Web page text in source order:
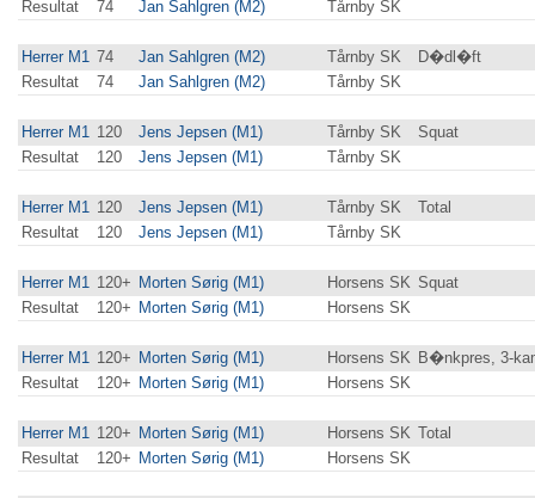
Resultat
74 Jan Sahlgren (M2) Tårnby SK
Herrer M1 74 Jan Sahlgren (M2) Tårnby SK
D�dl�ft
Resultat
74 Jan Sahlgren (M2) Tårnby SK
Herrer M1 120 Jens Jepsen (M1) Tårnby SK
Squat
Resultat
120 Jens Jepsen (M1) Tårnby SK
Herrer M1 120 Jens Jepsen (M1) Tårnby SK
Total
Resultat
120 Jens Jepsen (M1) Tårnby SK
Herrer M1 120+ Morten Sørig (M1) Horsens SK Squat
Resultat
120+ Morten Sørig (M1) Horsens SK
Herrer M1 120+ Morten Sørig (M1) Horsens SK B�nkpres, 3-
Resultat
120+ Morten Sørig (M1) Horsens SK
Herrer M1 120+ Morten Sørig (M1) Horsens SK Total
Resultat
120+ Morten Sørig (M1) Horsens SK